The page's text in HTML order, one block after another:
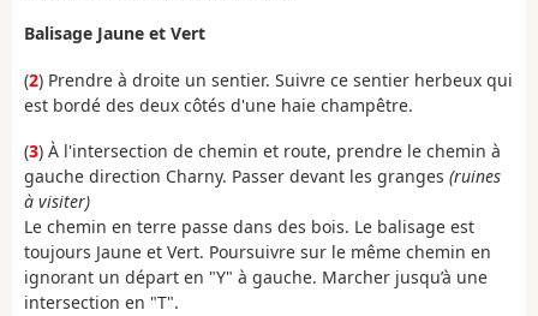
Balisage Jaune et Vert
(2) Prendre à droite un sentier. Suivre ce sentier herbeux qui
est bordé des deux côtés d'une haie champêtre.
(3) À l'intersection de chemin et route, prendre le chemin à
gauche direction Charny. Passer devant les granges (ruines
à visiter)
Le chemin en terre passe dans des bois. Le balisage est
toujours Jaune et Vert. Poursuivre sur le même chemin en
ignorant un départ en "Y" à gauche. Marcher jusqu’à une
intersection en "T".